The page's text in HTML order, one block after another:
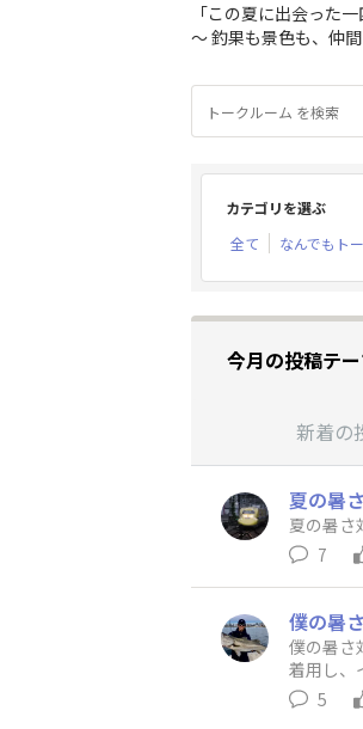
「この夏に出会った
～ 釣果も景色も、仲
カテゴリを選ぶ
全て
なんでもト
今月の投稿テ
新着の
夏の暑
夏の暑さ
7
僕の暑さ
着用し、
袖より快
です。暑
5